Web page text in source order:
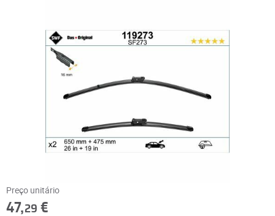
Preço unitário
47,29 €